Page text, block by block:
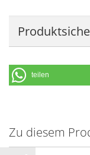
teilen
Zu diesem